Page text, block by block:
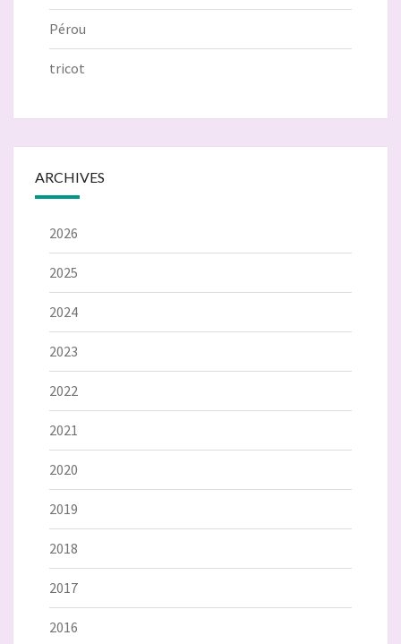
Pérou
tricot
ARCHIVES
2026
2025
2024
2023
2022
2021
2020
2019
2018
2017
2016